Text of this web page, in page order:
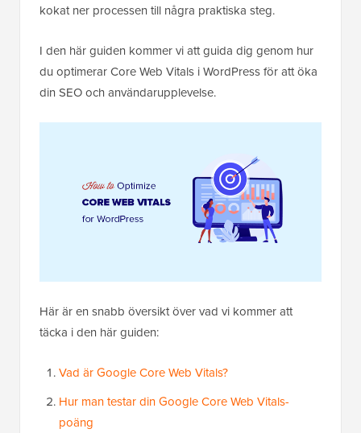
kokat ner processen till några praktiska steg.
I den här guiden kommer vi att guida dig genom hur
du optimerar Core Web Vitals i WordPress för att öka
din SEO och användarupplevelse.
Här är en snabb översikt över vad vi kommer att
täcka i den här guiden:
Vad är Google Core Web Vitals?
Hur man testar din Google Core Web Vitals-
poäng